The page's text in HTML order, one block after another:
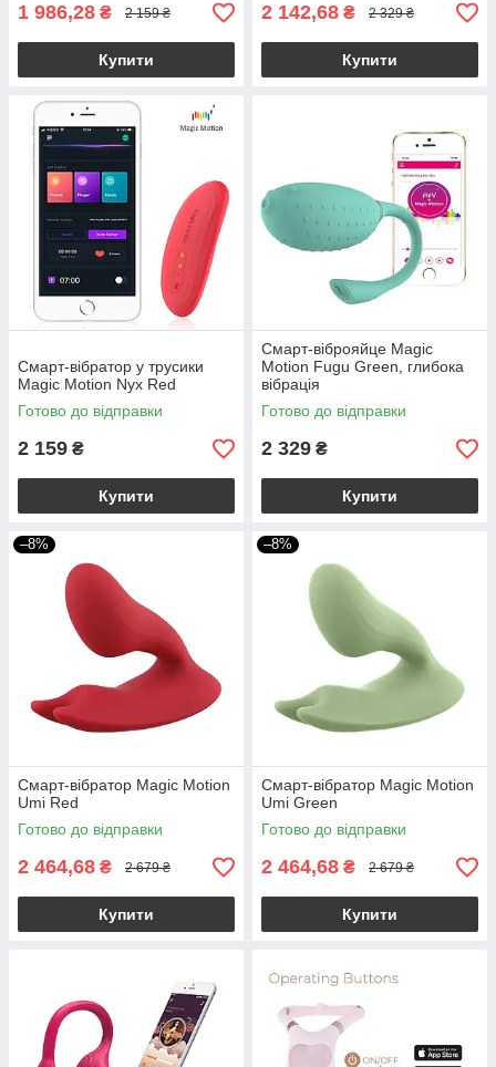
1 986,28 ₴ 2 159 ₴
Купити
2 142,68 ₴ 2 329 ₴
Купити
Смарт-вібратор у трусики
Magic Motion Nyx Red
Готово до відправки
2 159 ₴
Купити
Смарт-віброяйце Magic
Motion Fugu Green, глибока
вібрація
Готово до відправки
2 329 ₴
Купити
–8%
Смарт-вібратор Magic Motion
Umi Red
Готово до відправки
2 464,68 ₴ 2 679 ₴
Купити
–8%
Смарт-вібратор Magic Motion
Umi Green
Готово до відправки
2 464,68 ₴ 2 679 ₴
Купити